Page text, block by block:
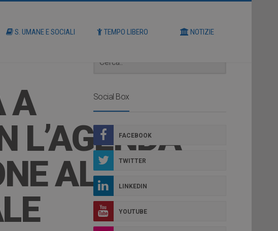
S. UMANE E SOCIALI TEMPO LIBERO NOTIZIE
A
L’AGENDA
AL
Social Box
FACEBOOK
TWITTER
LINKEDIN
YOUTUBE